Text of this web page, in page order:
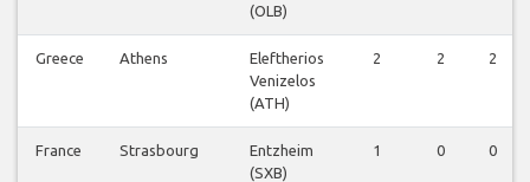
(OLB)
Greece Athens
Eleftherios
Venizelos
(ATH)
2 2 2
France Strasbourg
Entzheim
(SXB)
1 0 0